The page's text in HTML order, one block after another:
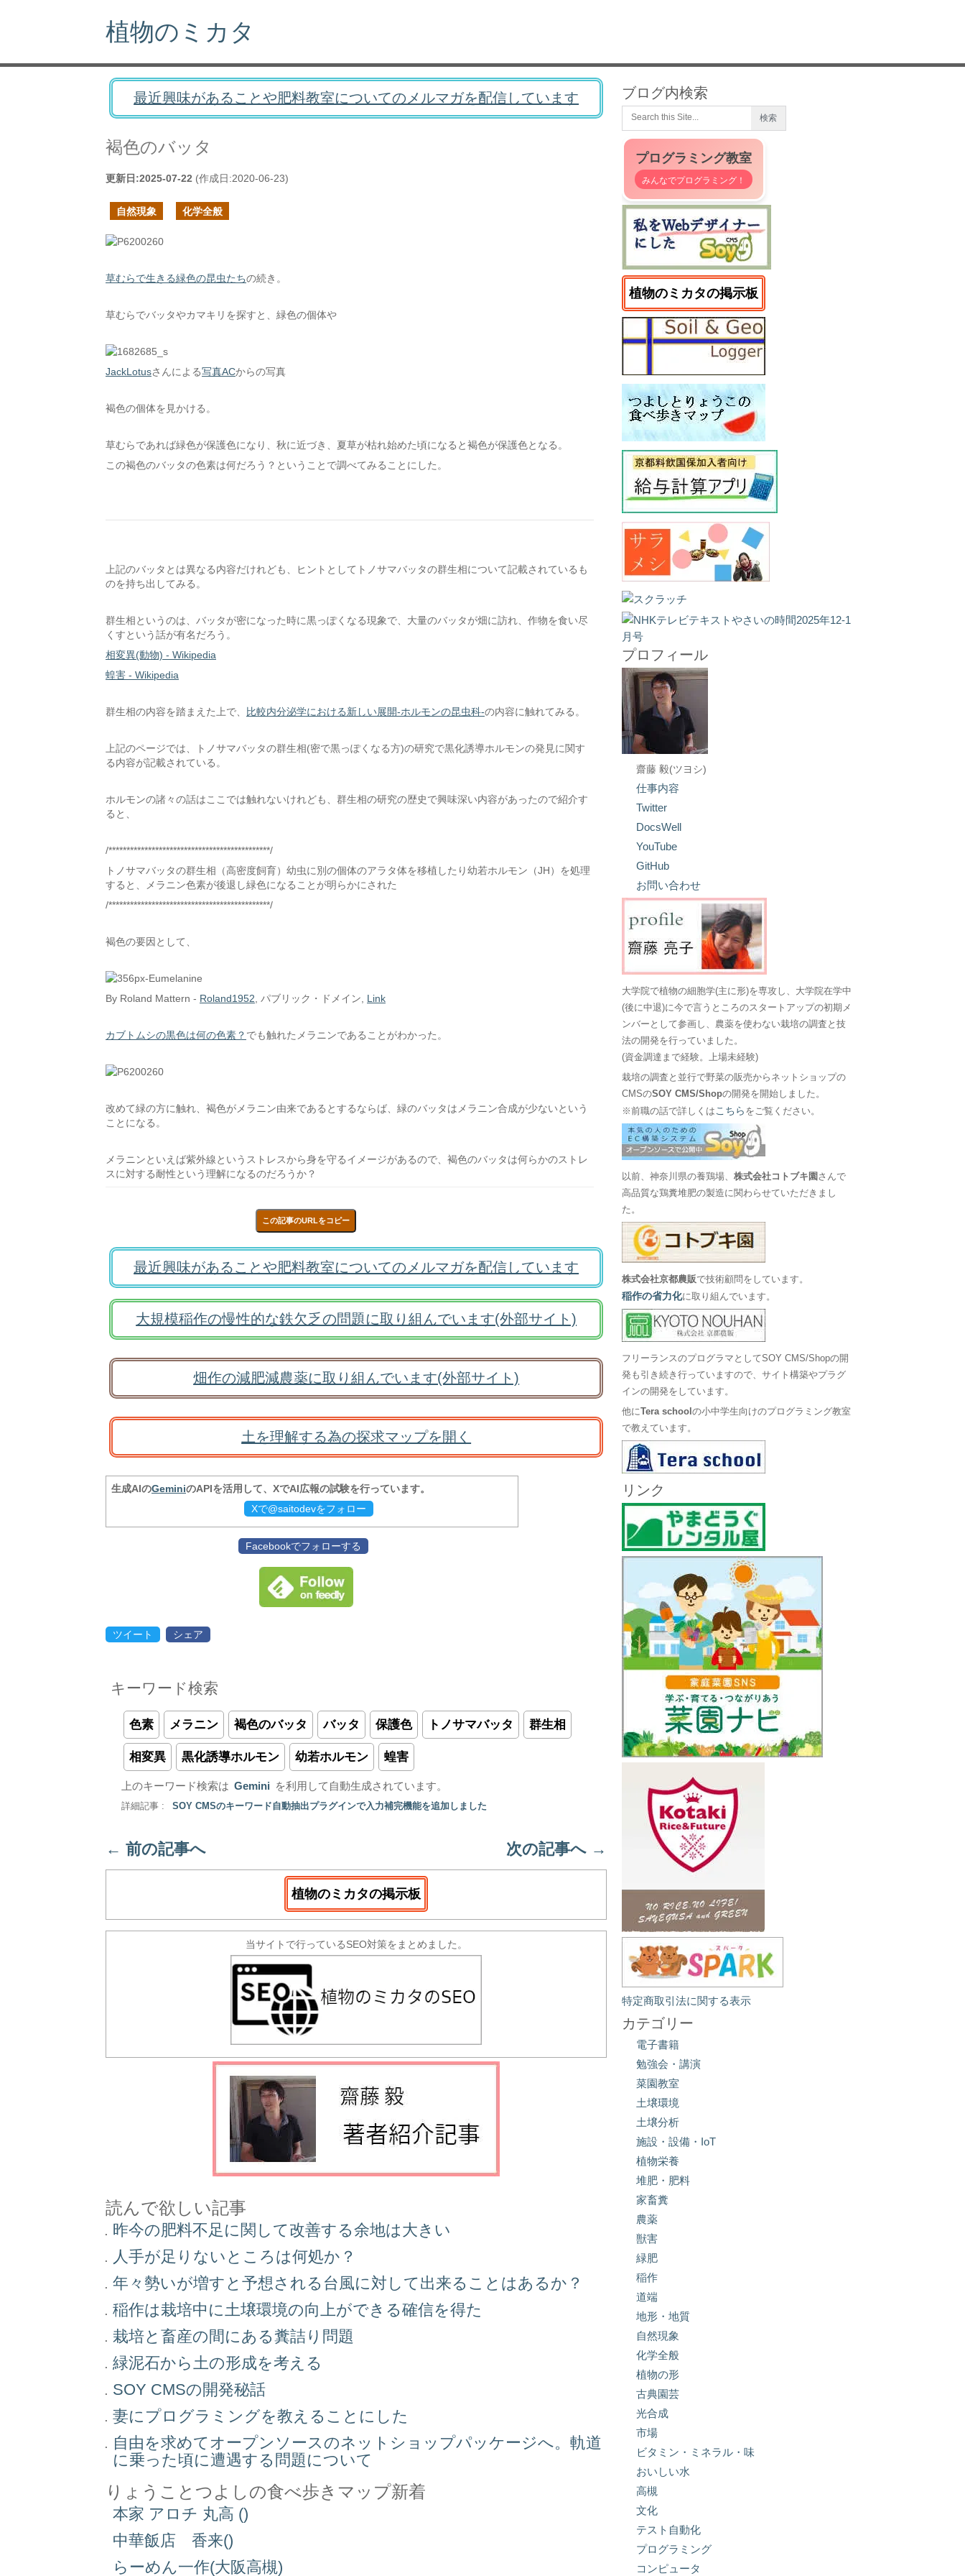
植物のミカタ
最近興味があることや肥料教室についてのメルマガを配信しています
褐色のバッタ
更新日:2025-07-22 (作成日:2020-06-23)
自然現象 化学全般
草むらで生きる緑色の昆虫たちの続き。
草むらでバッタやカマキリを探すと、緑色の個体や
JackLotusさんによる写真ACからの写真
褐色の個体を見かける。
草むらであれば緑色が保護色になり、秋に近づき、夏草が枯れ始めた頃になると褐色が保護色となる。
この褐色のバッタの色素は何だろう？ということで調べてみることにした。
上記のバッタとは異なる内容だけれども、ヒントとしてトノサマバッタの群生相について記載されているも
のを持ち出してみる。
群生相というのは、バッタが密になった時に黒っぽくなる現象で、大量のバッタが畑に訪れ、作物を食い尽
くすという話が有名だろう。
相変異(動物) - Wikipedia
蝗害 - Wikipedia
群生相の内容を踏まえた上で、 比較内分泌学における新しい展開-ホルモンの昆虫科-の内容に触れてみる。
上記のページでは、トノサマバッタの群生相(密で黒っぽくなる方)の研究で黒化誘導ホルモンの発見に関す
る内容が記載されている。
ホルモンの諸々の話はここでは触れないけれども、群生相の研究の歴史で興味深い内容があったので紹介す
ると、
/*********************************************/
トノサマバッタの群生相（高密度飼育）幼虫に別の個体のアラタ体を移植したり幼若ホルモン（JH）を処理
すると、メラニン色素が後退し緑色になることが明らかにされた
/*********************************************/
褐色の要因として、
By Roland Mattern - Roland1952 , パブリック・ドメイン, Link
カブトムシの黒色は何の色素？ でも触れたメラニンであることがわかった。
改めて緑の方に触れ、褐色がメラニン由来であるとするならば、緑のバッタはメラニン合成が少ないという
ことになる。
メラニンといえば紫外線というストレスから身を守るイメージがあるので、褐色のバッタは何らかのストレ
スに対する耐性という理解になるのだろうか？
この記事のURLをコピー
最近興味があることや肥料教室についてのメルマガを配信しています
大規模稲作の慢性的な鉄欠乏の問題に取り組んでいます(外部サイト)
畑作の減肥減農薬に取り組んでいます(外部サイト)
土を理解する為の探求マップを開く
生成AIのGeminiのAPIを活用して、XでAI広報の試験を行っています。
Xで@saitodevをフォロー
Facebookでフォローする
ツイート シェア
キーワード検索
色素 メラニン 褐色のバッタ バッタ 保護色 トノサマバッタ 群生相
相変異 黒化誘導ホルモン 幼若ホルモン 蝗害
上のキーワード検索は Gemini を利用して自動生成されています。
詳細記事 : SOY CMSのキーワード自動抽出プラグインで入力補完機能を追加しました
← 前の記事へ 次の記事へ →
植物のミカタの掲示板
当サイトで行っているSEO対策をまとめました。
読んで欲しい記事
昨今の肥料不足に関して改善する余地は大きい
人手が足りないところは何処か？
年々勢いが増すと予想される台風に対して出来ることはあるか？
稲作は栽培中に土壌環境の向上ができる確信を得た
栽培と畜産の間にある糞詰り問題
緑泥石から土の形成を考える
SOY CMSの開発秘話
妻にプログラミングを教えることにした
自由を求めてオープンソースのネットショップパッケージへ。軌道
に乗った頃に遭遇する問題について
りょうことつよしの食べ歩きマップ新着
本家 アロチ 丸高 ()
中華飯店 香来()
らーめん一作(大阪高槻)
ブログ内検索
プログラミング教室
みんなでプログラミング！
植物のミカタの掲示板
プロフィール
齋藤 毅(ツヨシ)
仕事内容
Twitter
DocsWell
YouTube
GitHub
お問い合わせ
大学院で植物の細胞学(主に形)を専攻し、大学院在学中
(後に中退)に今で言うところのスタートアップの初期メ
ンバーとして参画し、農薬を使わない栽培の調査と技
法の開発を行っていました。
(資金調達まで経験。上場未経験)
栽培の調査と並行で野菜の販売からネットショップの
CMSのSOY CMS/Shopの開発を開始しました。
※前職の話で詳しくは こちら をご覧ください。
以前、神奈川県の養鶏場、株式会社コトブキ園 さんで
高品質な鶏糞堆肥の製造に関わらせていただきまし
た。
株式会社京都農販で技術顧問をしています。
稲作の省力化に取り組んでいます。
フリーランスのプログラマとしてSOY CMS/Shopの開
発も引き続き行っていますので、サイト構築やプラグ
インの開発をしています。
他にTera schoolの小中学生向けのプログラミング教室
で教えています。
リンク
特定商取引法に関する表示
カテゴリー
電子書籍
勉強会・講演
菜園教室
土壌環境
土壌分析
施設・設備・IoT
植物栄養
堆肥・肥料
家畜糞
農薬
獣害
緑肥
稲作
道端
地形・地質
自然現象
化学全般
植物の形
古典園芸
光合成
市場
ビタミン・ミネラル・味
おいしい水
高槻
文化
テスト自動化
プログラミング
コンピュータ